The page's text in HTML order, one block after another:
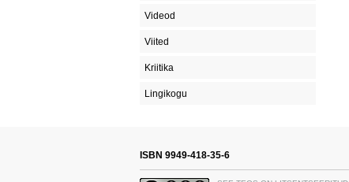
Videod
Viited
Kriitika
Lingikogu
ISBN 9949-418-35-6